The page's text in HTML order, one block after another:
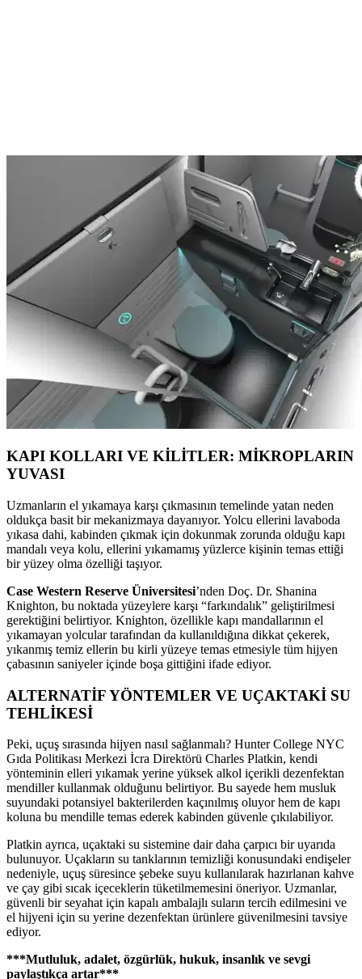
KAPI KOLLARI VE KİLİTLER: MİKROPLARIN
YUVASI
Uzmanların el yıkamaya karşı çıkmasının temelinde yatan neden
oldukça basit bir mekanizmaya dayanıyor. Yolcu ellerini lavaboda
yıkasa dahi, kabinden çıkmak için dokunmak zorunda olduğu kapı
mandalı veya kolu, ellerini yıkamamış yüzlerce kişinin temas ettiği
bir yüzey olma özelliği taşıyor.
Case Western Reserve Üniversitesi’nden Doç. Dr. Shanina
Knighton, bu noktada yüzeylere karşı “farkındalık” geliştirilmesi
gerektiğini belirtiyor. Knighton, özellikle kapı mandallarının el
yıkamayan yolcular tarafından da kullanıldığına dikkat çekerek,
yıkanmış temiz ellerin bu kirli yüzeye temas etmesiyle tüm hijyen
çabasının saniyeler içinde boşa gittiğini ifade ediyor.
ALTERNATİF YÖNTEMLER VE UÇAKTAKİ SU
TEHLİKESİ
Peki, uçuş sırasında hijyen nasıl sağlanmalı? Hunter College NYC
Gıda Politikası Merkezi İcra Direktörü Charles Platkin, kendi
yönteminin elleri yıkamak yerine yüksek alkol içerikli dezenfektan
mendiller kullanmak olduğunu belirtiyor. Bu sayede hem musluk
suyundaki potansiyel bakterilerden kaçınılmış oluyor hem de kapı
koluna bu mendille temas ederek kabinden güvenle çıkılabiliyor.
Platkin ayrıca, uçaktaki su sistemine dair daha çarpıcı bir uyarıda
bulunuyor. Uçakların su tanklarının temizliği konusundaki endişeler
nedeniyle, uçuş süresince şebeke suyu kullanılarak hazırlanan kahve
ve çay gibi sıcak içeceklerin tüketilmemesini öneriyor. Uzmanlar,
güvenli bir seyahat için kapalı ambalajlı suların tercih edilmesini ve
el hijyeni için su yerine dezenfektan ürünlere güvenilmesini tavsiye
ediyor.
***Mutluluk, adalet, özgürlük, hukuk, insanlık ve sevgi
paylaştıkça artar***